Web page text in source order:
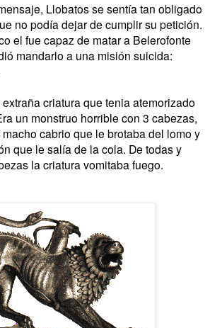
Llobatos se sentía tan obligado
no podía dejar de cumplir su petición.
el fue capaz de matar a Belerofonte
mandarlo a una misión suicida:
criatura que tenia atemorizado
un monstruo horrible con 3 cabezas,
cabrio que le brotaba del lomo y
que le salía de la cola. De todas y
la criatura vomitaba fuego.